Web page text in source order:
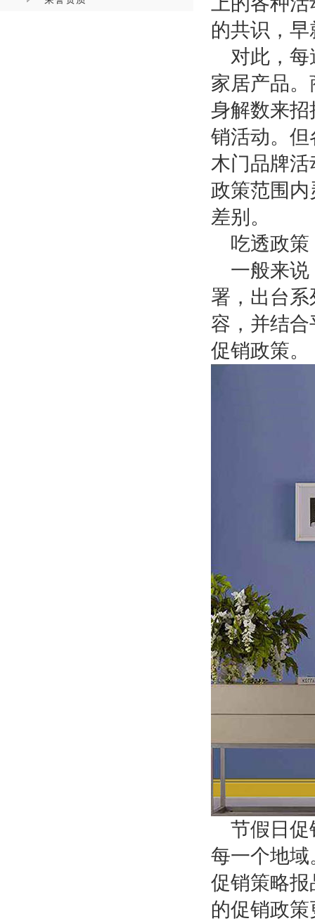
的共识，
对此，
家居产品
身解数来
销活动。
木门品牌
政策范围
差别。
吃透政
一般来
署，出台
容，并结
促销政策。
节假日促
每一个地
促销策略
的促销政